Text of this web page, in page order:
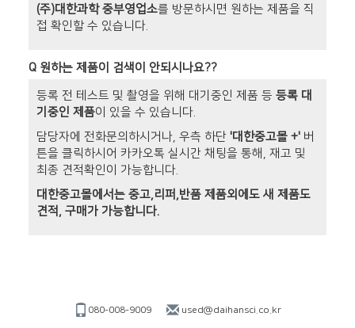
(주)대한과학 중부영업소를 방문하시면 원하는 제품을 직
접 확인할 수 있습니다.
Q원하는 제품이 검색이 안되시나요??
등록 전 테스트 및 촬영을 위해 대기중인 제품 등 등록 대
기중인 제품이 있을 수 있습니다.
담당자에 전화문의하시거나, 우측 하단'대한중고몰 +' 버
튼을 클릭하시어 카카오톡 실시간 채팅을 통해, 재고 및
최종 견적확인이 가능합니다.
대한중고몰에서는 중고,리퍼,반품 제품외에도 새 제품도
견적, 구매가 가능합니다.
080-008-9009 used@daihansci.co.kr